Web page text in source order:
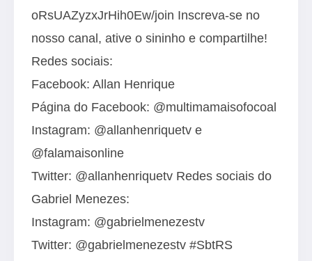
oRsUAZyzxJrHih0Ew/join Inscreva-se no
nosso canal, ative o sininho e compartilhe!
Redes sociais:
Facebook: Allan Henrique
Página do Facebook: @multimamaisofocoal
Instagram: @allanhenriquetv e
@falamaisonline
Twitter: @allanhenriquetv Redes sociais do
Gabriel Menezes:
Instagram: @gabrielmenezestv
Twitter: @gabrielmenezestv #SbtRS